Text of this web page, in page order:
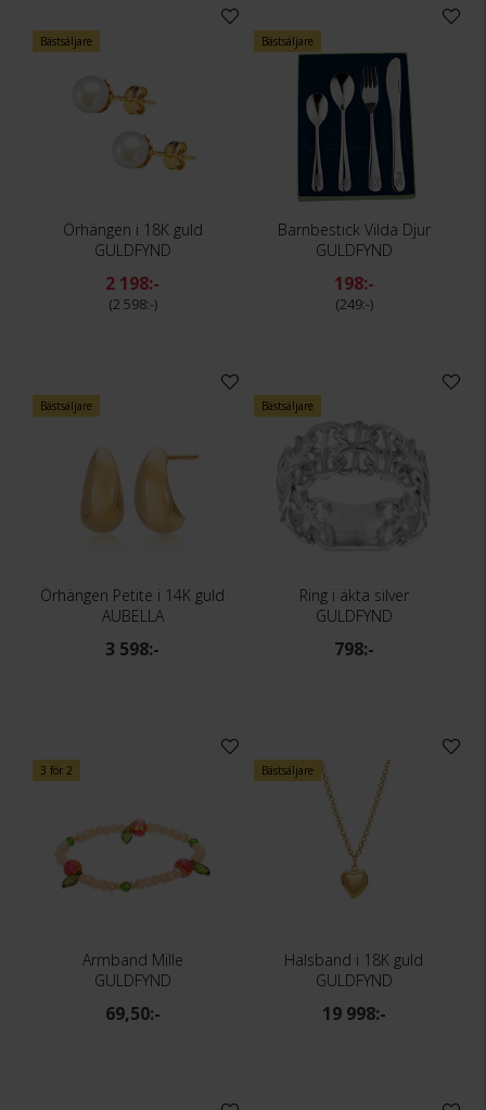
Bästsäljare
Örhängen i 18K guld
GULDFYND
2 198:-
2 598:-
Bästsäljare
Barnbestick Vilda Djur
GULDFYND
198:-
249:-
Bästsäljare
Örhängen Petite i 14K guld
AUBELLA
3 598:-
Bästsäljare
Ring i äkta silver
GULDFYND
798:-
3 för 2
Armband Mille
GULDFYND
69,50:-
Bästsäljare
Halsband i 18K guld
GULDFYND
19 998:-